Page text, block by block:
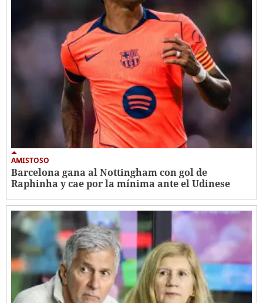
AMISTOSO
Barcelona gana al Nottingham con gol de
Raphinha y cae por la mínima ante el Udinese